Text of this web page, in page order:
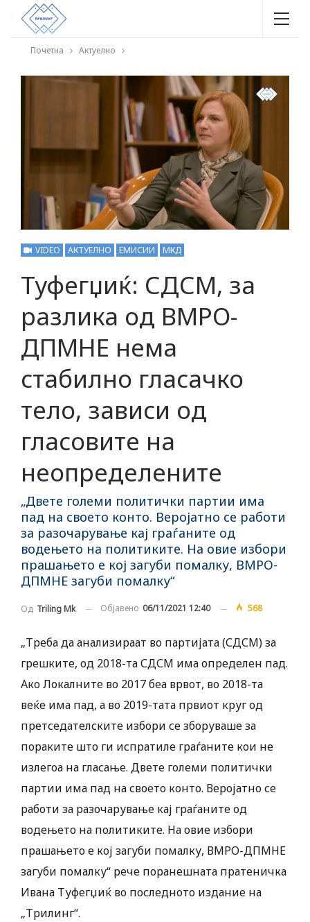
Почетна Актуелно
VIDEO АКТУЕЛНО ЕМИСИИ МКД
Туфегџиќ: СДСМ, за
разлика од ВМРО-
ДПМНЕ нема
стабилно гласачко
тело, зависи од
гласовите на
неопределените
„Двете големи политички партии има
пад на своето конто. Веројатно се работи
за разочарување кај граѓаните од
водењето на политиките. На овие избори
прашањето е кој загуби помалку, ВМРО-
ДПМНЕ загуби помалку“
Од Triling Mk Објавено 06/11/2021 12:40 568
„Треба да анализираат во партијата (СДСМ) за
грешките, од 2018-та СДСМ има определен пад.
Ако Локалните во 2017 беа врвот, во 2018-та
веќе има пад, а во 2019-тата првиот круг од
претседателските избори се зборуваше за
пораките што ги испратиле граѓаните кои не
излегоа на гласање. Двете големи политички
партии има пад на своето конто. Веројатно се
работи за разочарување кај граѓаните од
водењето на политиките. На овие избори
прашањето е кој загуби помалку, ВМРО-ДПМНЕ
загуби помалку“ рече поранешната пратеничка
Ивана Туфегџиќ во последното издание на
„Трилинг“.